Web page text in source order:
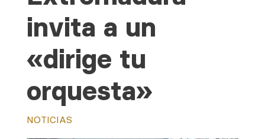
invita a un
«dirige tu
orquesta»
NOTICIAS